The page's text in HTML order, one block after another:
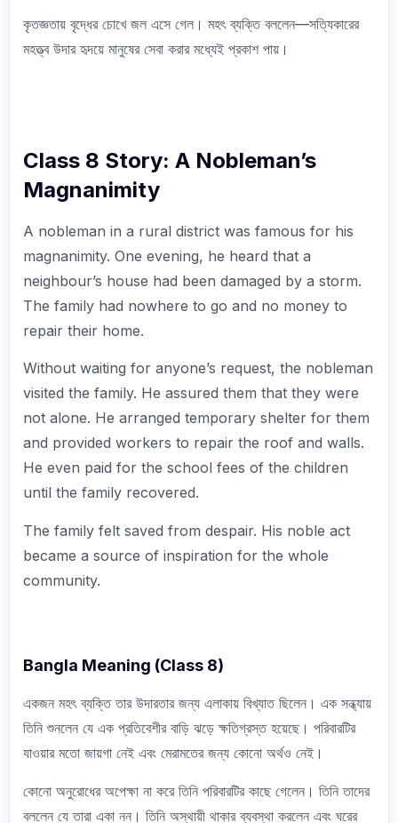
কৃতজ্ঞতায় বৃদ্ধের চোখে জল এসে গেল। মহৎ ব্যক্তি বললেন—সত্যিকারের
মহত্ত্ব উদার হৃদয়ে মানুষের সেবা করার মধ্যেই প্রকাশ পায়।
Class 8 Story: A Nobleman’s
Magnanimity
A nobleman in a rural district was famous for his
magnanimity. One evening, he heard that a
neighbour’s house had been damaged by a storm.
The family had nowhere to go and no money to
repair their home.
Without waiting for anyone’s request, the nobleman
visited the family. He assured them that they were
not alone. He arranged temporary shelter for them
and provided workers to repair the roof and walls.
He even paid for the school fees of the children
until the family recovered.
The family felt saved from despair. His noble act
became a source of inspiration for the whole
community.
Bangla Meaning (Class 8)
একজন মহৎ ব্যক্তি তার উদারতার জন্য এলাকায় বিখ্যাত ছিলেন। এক সন্ধ্যায়
তিনি শুনলেন যে এক প্রতিবেশীর বাড়ি ঝড়ে ক্ষতিগ্রস্ত হয়েছে। পরিবারটির
যাওয়ার মতো জায়গা নেই এবং মেরামতের জন্য কোনো অর্থও নেই।
কোনো অনুরোধের অপেক্ষা না করে তিনি পরিবারটির কাছে গেলেন। তিনি তাদের
বললেন যে তারা একা নন। তিনি অস্থায়ী থাকার ব্যবস্থা করলেন এবং ঘরের